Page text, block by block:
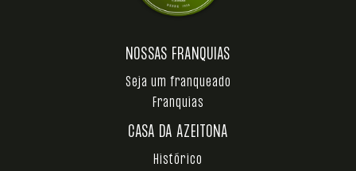
CASA DA AZEITONA
Histórico
NOSSAS FRANQUIAS
Seja um franqueado
Franquias